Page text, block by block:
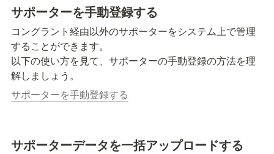
サポーターを手動登録する
コングラント経由以外のサポーターをシステム上で管理
することができます。
以下の使い方を見て、サポーターの手動登録の方法を理
解しましょう。
サポーターを手動登録する
サポーターデータを一括アップロードする